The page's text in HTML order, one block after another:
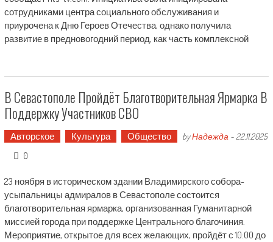
сотрудниками центра социального обслуживания и
приурочена к Дню Героев Отечества, однако получила
развитие в предновогодний период, как часть комплексной
В Севастополе Пройдёт Благотворительная Ярмарка В
Поддержку Участников СВО
Авторское Культура Общество byНадежда - 22.11.2025
0
23 ноября в историческом здании Владимирского собора-
усыпальницы адмиралов в Севастополе состоится
благотворительная ярмарка, организованная Гуманитарной
миссией города при поддержке Центрального благочиния.
Мероприятие, открытое для всех желающих, пройдёт с 10:00 до